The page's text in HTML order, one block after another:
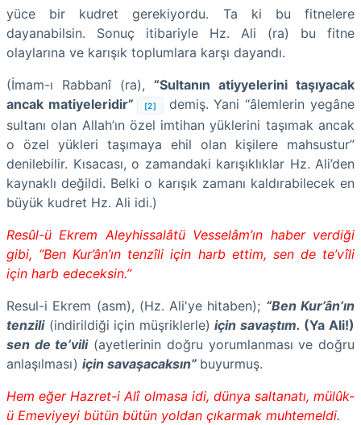
yüce bir kudret gerekiyordu. Ta ki bu fitnelere
dayanabilsin. Sonuç itibariyle Hz. Ali (ra) bu fitne
olaylarına ve karışık toplumlara karşı dayandı.
(İmam-ı Rabbanî (ra), “Sultanın atiyyelerini taşıyacak
ancak matiyeleridir”
[2]
demiş. Yani “âlemlerin yegâne
sultanı olan Allah’ın özel imtihan yüklerini taşımak ancak
o özel yükleri taşımaya ehil olan kişilere mahsustur”
denilebilir. Kısacası, o zamandaki karışıklıklar Hz. Ali’den
kaynaklı değildi. Belki o karışık zamanı kaldırabilecek en
büyük kudret Hz. Ali idi.)
Resûl-ü Ekrem Aleyhissalâtü Vesselâm’ın haber verdiği
gibi, “Ben Kur’ân’ın tenzîli için harb ettim, sen de te’vîli
için harb edeceksin.”
Resul-i Ekrem (asm), (Hz. Ali'ye hitaben); “Ben Kur’ân’ın
tenzili(indirildiği için müşriklerle)için savaştım. (Ya Ali!)
sen de te’vili(ayetlerinin doğru yorumlanması ve doğru
anlaşılması) için savaşacaksın” buyurmuş.
Hem eğer Hazret-i Alî olmasa idi, dünya saltanatı, mülûk-
ü Emeviyeyi bütün bütün yoldan çıkarmak muhtemeldi.